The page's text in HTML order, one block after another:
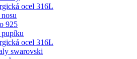
ocel 316L
925
ocel 316L
swarovski